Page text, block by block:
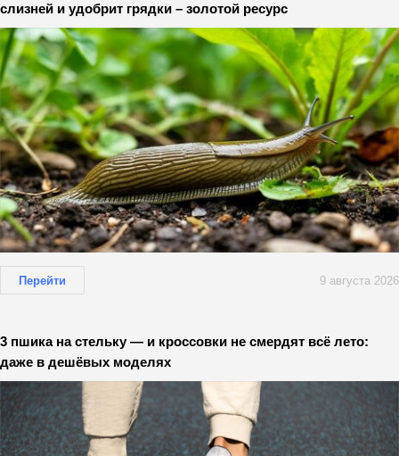
слизней и удобрит грядки – золотой ресурс
Перейти 9 августа 2026
3 пшика на стельку — и кроссовки не смердят всё лето:
даже в дешёвых моделях